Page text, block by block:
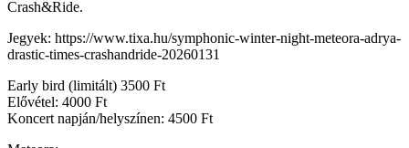
Crash&Ride.
Jegyek: https://www.tixa.hu/symphonic-winter-night-meteora-adrya-
drastic-times-crashandride-20260131
Early bird (limitált) 3500 Ft
Elővétel: 4000 Ft
Koncert napján/helyszínen: 4500 Ft